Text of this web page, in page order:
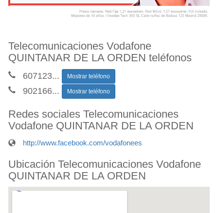
Telecomunicaciones Vodafone
QUINTANAR DE LA ORDEN teléfonos
607123... Mostrar teléfono
902166... Mostrar teléfono
Redes sociales Telecomunicaciones
Vodafone QUINTANAR DE LA ORDEN
http://www.facebook.com/vodafonees
Ubicación Telecomunicaciones Vodafone
QUINTANAR DE LA ORDEN